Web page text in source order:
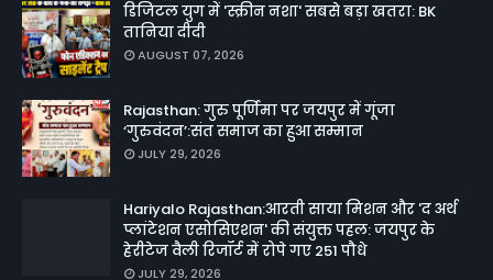
डिजिटल युग में 'स्क्रीन नशा' सबसे बड़ा खतरा: BK
तानिया दीदी
AUGUST 07, 2026
Rajasthan: गुरु पूर्णिमा पर जयपुर में गूंजा
‘गुरुवंदन’:संत समाज का हुआ सम्मान
JULY 29, 2026
Hariyalo Rajasthan:आरती साया मिशन और 'द अर्थ
प्लांटेशन एसोसिएशन' की संयुक्त पहल: जयपुर के
हेरीटेज वैली रिजॉर्ट में रोपे गए 251 पौधे
JULY 29, 2026